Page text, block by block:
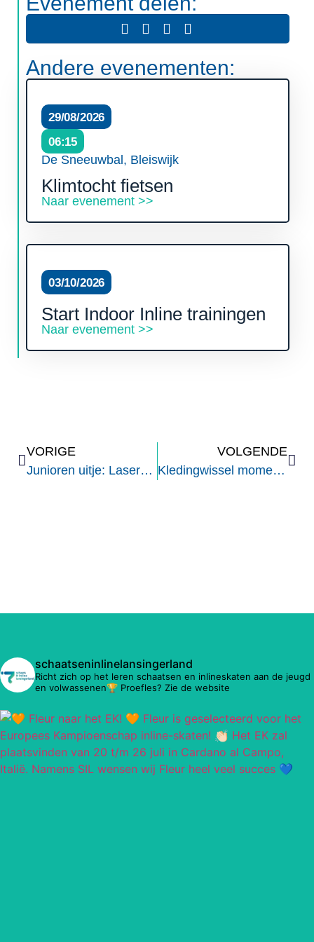
Andere evenementen:
29/08/2026
06:15
De Sneeuwbal, Bleiswijk
Klimtocht fietsen
Naar evenement >>
03/10/2026
Start Indoor Inline trainingen
Naar evenement >>
VORIGE
Junioren uitje: Lasergamen
VOLGENDE
Kledingwissel moment 2
schaatseninlinelansingerland
Richt zich op het leren schaatsen en inlineskaten aan de jeugd
en volwassenen🏆 Proefles? Zie de website